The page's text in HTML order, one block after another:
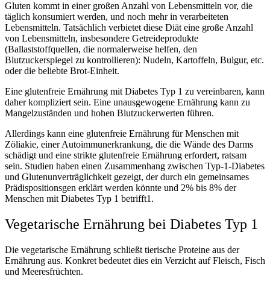
Gluten kommt in einer großen Anzahl von Lebensmitteln vor, die
täglich konsumiert werden, und noch mehr in verarbeiteten
Lebensmitteln. Tatsächlich verbietet diese Diät eine große Anzahl
von Lebensmitteln, insbesondere Getreideprodukte
(Ballaststoffquellen, die normalerweise helfen, den
Blutzuckerspiegel zu kontrollieren): Nudeln, Kartoffeln, Bulgur, etc.
oder die beliebte Brot-Einheit.
Eine glutenfreie Ernährung mit Diabetes Typ 1 zu vereinbaren, kann
daher kompliziert sein. Eine unausgewogene Ernährung kann zu
Mangelzuständen und hohen Blutzuckerwerten führen.
Allerdings kann eine glutenfreie Ernährung für Menschen mit
Zöliakie, einer Autoimmunerkrankung, die die Wände des Darms
schädigt und eine strikte glutenfreie Ernährung erfordert, ratsam
sein. Studien haben einen Zusammenhang zwischen Typ-1-Diabetes
und Glutenunverträglichkeit gezeigt, der durch ein gemeinsames
Prädispositionsgen erklärt werden könnte und 2% bis 8% der
Menschen mit Diabetes Typ 1 betrifft1 .
Vegetarische Ernährung bei Diabetes Typ 1
Die vegetarische Ernährung schließt tierische Proteine aus der
Ernährung aus. Konkret bedeutet dies ein Verzicht auf Fleisch, Fisch
und Meeresfrüchten.